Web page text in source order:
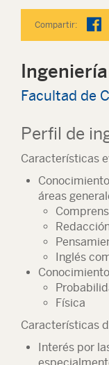
Compartir:
Facultad de
Perfil de
Características
áreas
Inglés
Física
Características
Interés por